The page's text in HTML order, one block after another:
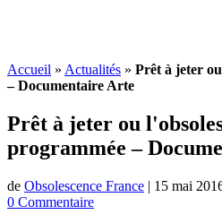
Accueil » Actualités » Prêt à jeter
– Documentaire Arte
Prêt à jeter ou l'
programmée –
de Obsolescence France | 15 mai
0 Commentaire